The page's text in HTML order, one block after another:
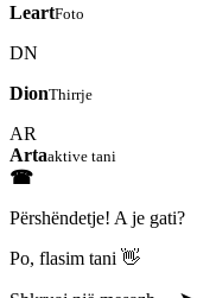
LeartFoto
DN
DionThirrje
AR
Artaaktive tani
☎
Përshëndetje! A je gati?
Po, flasim tani 👋